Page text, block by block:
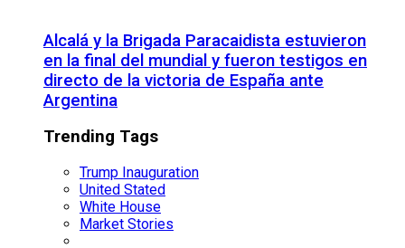
Alcalá y la Brigada Paracaidista estuvieron
en la final del mundial y fueron testigos en
directo de la victoria de España ante
Argentina
Trending Tags
Trump Inauguration
United Stated
White House
Market Stories